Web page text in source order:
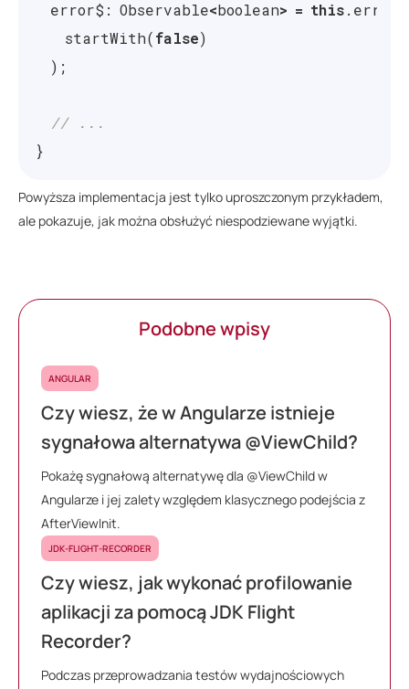
error$ : Observable<boolean> = this.
startWith(false)
);
// ...
}
Powyższa implementacja jest tylko uproszczonym przykładem,
ale pokazuje, jak można obsłużyć niespodziewane wyjątki.
Podobne wpisy
ANGULAR
Czy wiesz, że w Angularze istnieje
sygnałowa alternatywa @ViewChild?
Pokażę sygnałową alternatywę dla @ViewChild w
Angularze i jej zalety względem klasycznego podejścia z
AfterViewInit.
JDK-FLIGHT-RECORDER
Czy wiesz, jak wykonać profilowanie
aplikacji za pomocą JDK Flight
Recorder?
Podczas przeprowadzania testów wydajnościowych